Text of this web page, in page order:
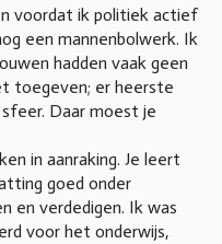
voordat ik politiek actief
een mannenbolwerk. Ik
hadden vaak geen
toegeven; er heerste
Daar moest je
in aanraking. Je leert
goed onder
en verdedigen. Ik was
voor het onderwijs,